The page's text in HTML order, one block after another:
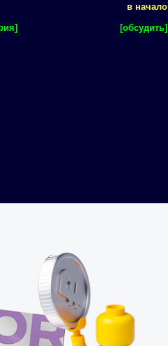
в начало
[обсудить]